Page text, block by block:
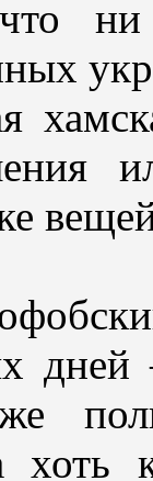
хоть